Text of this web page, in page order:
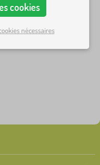
cookies
nécessaires